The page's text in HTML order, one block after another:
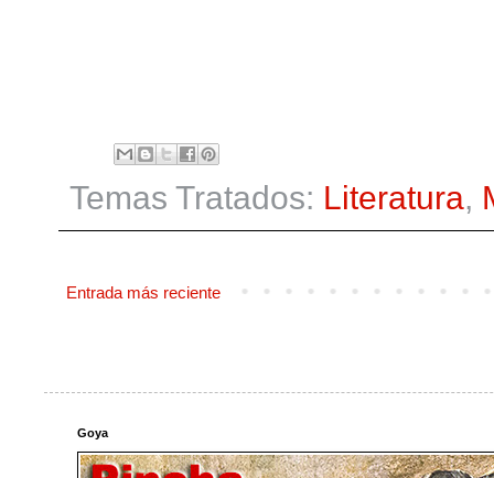
Temas Tratados: Literatura,
Entrada más reciente
Goya